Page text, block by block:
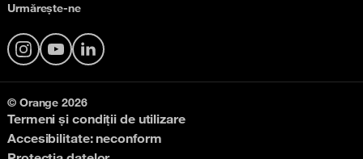
Urmărește-ne
InstagramYouTubeLinkedIn
© Orange 2026
Termeni și condiții de utilizare
Accesibilitate: neconform